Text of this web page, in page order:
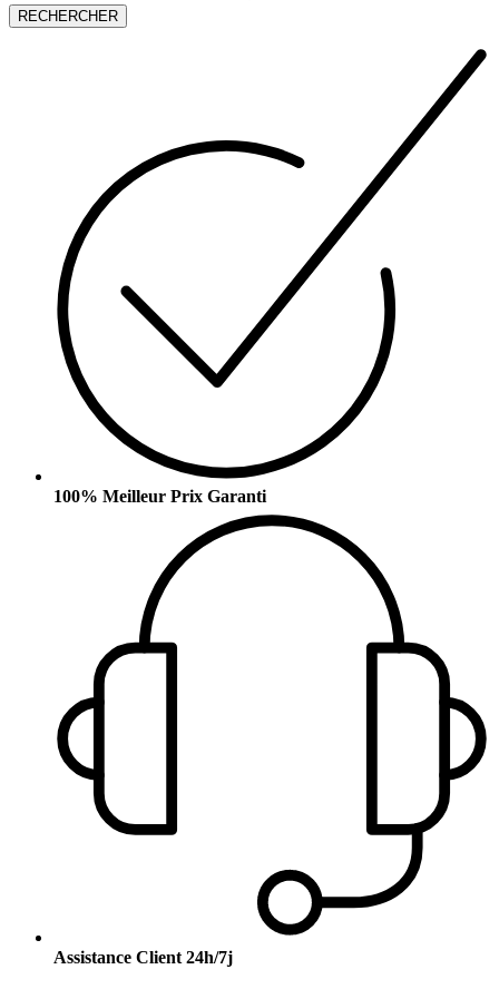
RECHERCHER
100% Meilleur Prix Garanti
Assistance Client 24h/7j